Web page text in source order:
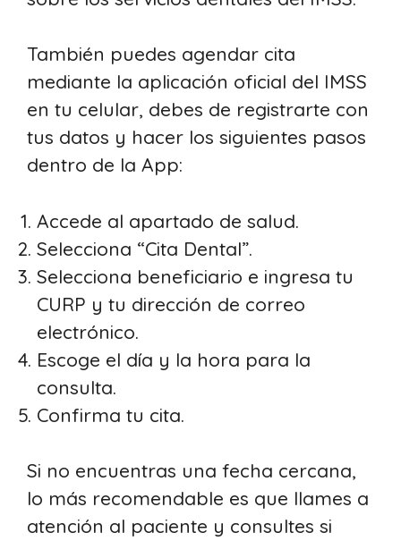
También puedes agendar cita
mediante la aplicación oficial del IMSS
en tu celular, debes de registrarte con
tus datos y hacer los siguientes pasos
dentro de la App:
Accede al apartado de salud.
Selecciona “Cita Dental”.
Selecciona beneficiario e ingresa tu
CURP y tu dirección de correo
electrónico.
Escoge el día y la hora para la
consulta.
Confirma tu cita.
Si no encuentras una fecha cercana,
lo más recomendable es que llames a
atención al paciente y consultes si